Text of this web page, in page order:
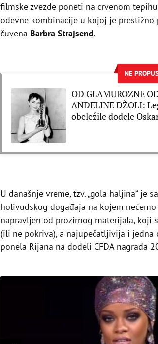
filmske zvezde poneti na crvenom
odevne kombinacije u kojoj je
čuvena Barbra Strajsend.
NE
OD GLAMUROZNE
ANĐELINE DŽOLI:
obeležile dodele
U današnje vreme, tzv. „gola haljina“ je
holivudskog događaja na kojem
napravljen od prozirnog materijala, koji
(ili ne pokriva), a najupečatljivija i
ponela Rijana na dodeli CFDA nagrada